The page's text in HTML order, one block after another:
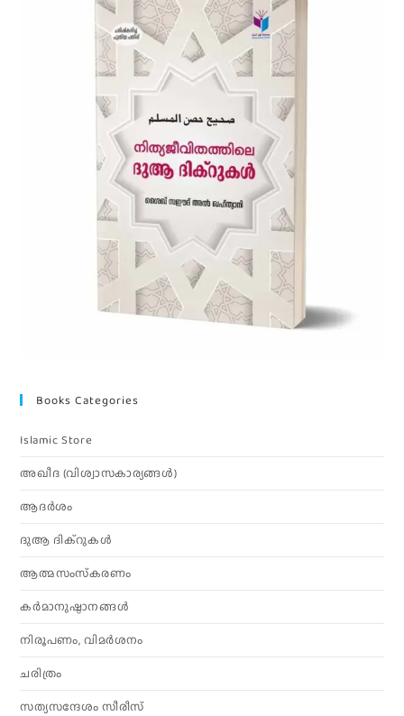
Books Categories
Islamic Store
അഖീദ (വിശ്വാസകാര്യങ്ങള്‍)
ആദര്‍ശം
ദുആ ദിക്റുകൾ
ആത്മസംസ്‌കരണം
കര്‍മാനുഷ്ഠാനങ്ങള്‍
നിരൂപണം, വിമര്‍ശനം
ചരിത്രം
സത്യസന്ദേശം സീരീസ്